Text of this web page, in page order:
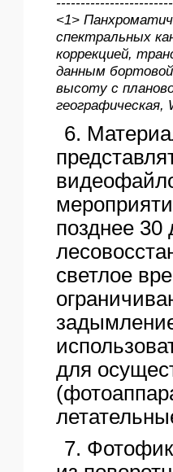
<1>
спектральных
коррекцией,
данным
высоту с
географическая,
6.
позднее 30
светлое
для
7.